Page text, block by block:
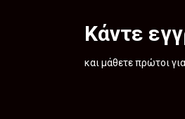
Κάντε
και μάθετε πρώτοι